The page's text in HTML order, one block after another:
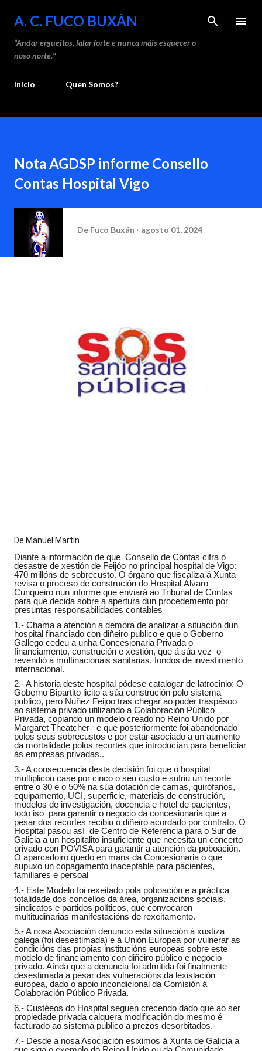
Saltar ao contido principal
A. C. FUCO BUXÁN
“Andar ergueitos, falar forte e nunca máis esquecer o
noso norte."
Inicio Quen Somos?
Nota AGDSP informe Consello
Contas Hospital Vigo
De Fuco Buxán agosto 01, 2024
De Manuel Martín
Diante a información de que Consello de Contas cifra o
desastre de xestión de Feijóo no principal hospital de Vigo:
470 millóns de sobrecusto. O órgano que fiscaliza á Xunta
revisa o proceso de construción do Hospital Álvaro
Cunqueiro nun informe que enviará ao Tribunal de Contas
para que decida sobre a apertura dun procedemento por
presuntas responsabilidades contables
1.- Chama a atención a demora de analizar a situación dun
hospital financiado con diñeiro publico e que o Goberno
Gallego cedeu a unha Concesionaria Privada o
financiamento, construción e xestión, que á súa vez o
revendió a multinacionais sanitarias, fondos de investimento
internacional.
2.- A historia deste hospital pódese catalogar de latrocinio: O
Goberno Bipartito licito a súa construción polo sistema
publico, pero Nuñez Feijoo tras chegar ao poder traspásoo
ao sistema privado utilizando a Colaboración Público
Privada, copiando un modelo creado no Reino Unido por
Margaret Theatcher e que posteriormente foi abandonado
polos seus sobrecustos e por estar asociado a un aumento
da mortalidade polos recortes que introducían para beneficiar
ás empresas privadas..
3.- A consecuencia desta decisión foi que o hospital
multiplicou case por cinco o seu custo e sufriu un recorte
entre o 30 e o 50% na súa dotación de camas, quirófanos,
equipamento, UCI, superficie, materiais de construción,
modelos de investigación, docencia e hotel de pacientes,
todo iso para garantir o negocio da concesionaria que a
pesar dos recortes recibiu o diñeiro acordado por contrato. O
Hospital pasou así de Centro de Referencia para o Sur de
Galicia a un hospitalito insuficiente que necesita un concerto
privado con POVISA para garantir a atención da poboación.
O aparcadoiro quedo en mans da Concesionaria o que
supuxo un copagamento inaceptable para pacientes,
familiares e persoal
4.- Este Modelo foi rexeitado pola poboación e a práctica
totalidade dos concellos da área, organizacións sociais,
sindicatos e partidos políticos, que convocaron
multitudinarias manifestacións de rexeitamento.
5.- A nosa Asociación denuncio esta situación á xustiza
galega (foi desestimada) e á Unión Europea por vulnerar as
condicións das propias institucións europeas sobre este
modelo de financiamento con diñeiro público e negocio
privado. Aínda que a denuncia foi admitida foi finalmente
desestimada a pesar das vulneracións da lexislación
europea, dado o apoio incondicional da Comisión á
Colaboración Público Privada.
6.- Custéeos do Hospital seguen crecendo dado que ao ser
propiedade privada calquera modificación do mesmo é
facturado ao sistema publico a prezos desorbitados.
7.- Desde a nosa Asociación esiximos á Xunta de Galicia a